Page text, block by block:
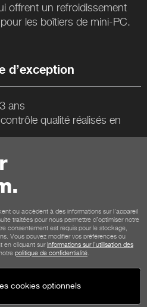
ou accèdent à des informations sur l’appareil
traitées pour nous permettre d’optimiser notre
consentement est requis pour le stockage,
Vous pouvez modifier vos préférences ou
en cliquant surInformations sur l’utilisation des
politique de confidentialité
cookies optionnels
offrent un refroidissement
les boîtiers de mini-PC.
d’exception
ans
qualité réalisés en
de la boutique
Paiement Livraison